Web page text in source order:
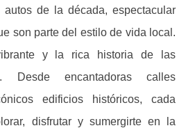
de la década, espectacular
son parte del estilo de vida local.
y la rica historia de las
Desde encantadoras calles
edificios históricos, cada
disfrutar y sumergirte en la